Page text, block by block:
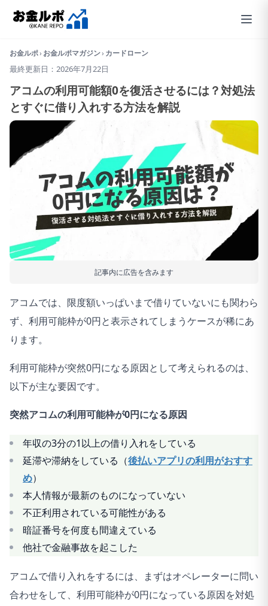
お金ルポ› お金ルポマガジン› カードローン
最終更新日：2026年7月22日
アコムの利用可能額0を復活させるには？対処法
とすぐに借り入れする方法を解説
記事内に広告を含みます
アコムでは、限度額いっぱいまで借りていないにも関わら
ず、利用可能枠が0円と表示されてしまうケースが稀にあ
ります。
利用可能枠が突然0円になる原因として考えられるのは、
以下が主な要因です。
突然アコムの利用可能枠が0円になる原因
年収の3分の1以上の借り入れをしている
延滞や滞納をしている（後払いアプリの利用がおすす
め）
本人情報が最新のものになっていない
不正利用されている可能性がある
暗証番号を何度も間違えている
他社で金融事故を起こした
アコムで借り入れをするには、まずはオペレーターに問い
合わせをして、利用可能枠が0円になっている原因を対処